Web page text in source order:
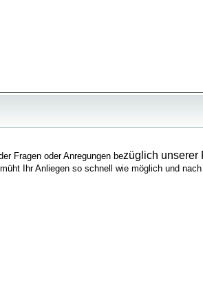
Fragen oder Anregungen bezüglich unserer
Ihr Anliegen so schnell wie möglich und